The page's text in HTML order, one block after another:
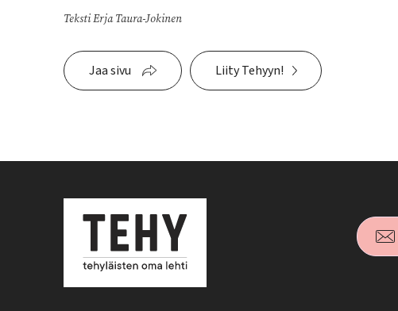
Teksti Erja Taura-Jokinen
Jaa sivu Liity Tehyyn!